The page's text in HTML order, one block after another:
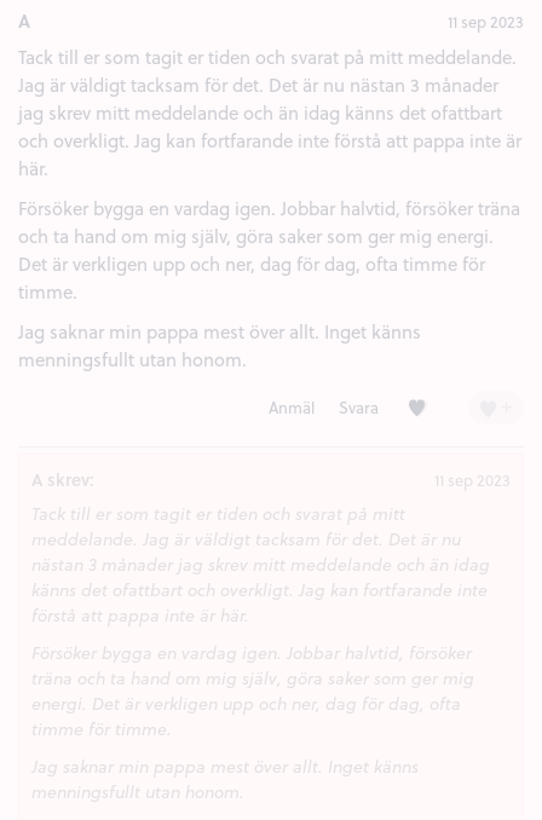
A 11 sep 2023
Tack till er som tagit er tiden och svarat på mitt meddelande.
Jag är väldigt tacksam för det. Det är nu nästan 3 månader
jag skrev mitt meddelande och än idag känns det ofattbart
och overkligt. Jag kan fortfarande inte förstå att pappa inte är
här.
Försöker bygga en vardag igen. Jobbar halvtid, försöker träna
och ta hand om mig själv, göra saker som ger mig energi.
Det är verkligen upp och ner, dag för dag, ofta timme för
timme.
Jag saknar min pappa mest över allt. Inget känns
menningsfullt utan honom.
Anmäl Svara Kärlek (4)
A skrev: 11 sep 2023
Tack till er som tagit er tiden och svarat på mitt
meddelande. Jag är väldigt tacksam för det. Det är nu
nästan 3 månader jag skrev mitt meddelande och än idag
känns det ofattbart och overkligt. Jag kan fortfarande inte
förstå att pappa inte är här.
Försöker bygga en vardag igen. Jobbar halvtid, försöker
träna och ta hand om mig själv, göra saker som ger mig
energi. Det är verkligen upp och ner, dag för dag, ofta
timme för timme.
Jag saknar min pappa mest över allt. Inget känns
menningsfullt utan honom.